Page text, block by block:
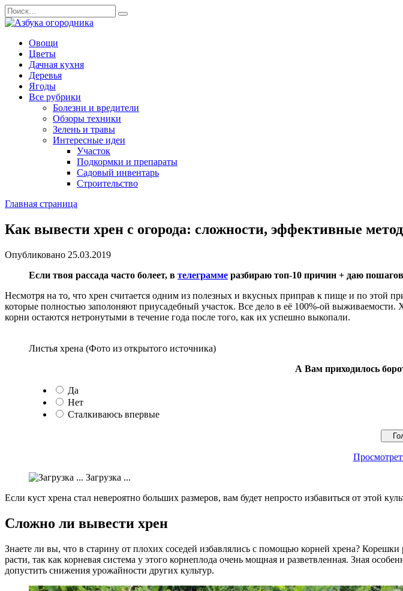
Перейти
к
содержанию
Search
for:
Овощи
Цветы
Дачная кухня
Деревья
Ягоды
Все рубрики
Болезни и вредители
Обзоры техники
Зелень и травы
Интересные идеи
Участок
Подкормки и препараты
Садовый инвентарь
Строительство
Главная страница
Как вывести хрен с огорода: сложности, эффективные
Опубликовано 25.03.2019
Если твоя рассада часто болеет, в телеграмме разбираю топ-10 причин + даю
Несмотря на то, что хрен считается одним из полезных и вкусных приправ к пище и по этой
которые полностью заполоняют приусадебный участок. Все дело в её 100%-ой
корни остаются нетронутыми в течение года после того, как их успешно выкопали.
Листья хрена (Фото из открытого источника)
А Вам приходилось
Да
Нет
Сталкиваюсь впервые
Загрузка ...
Если куст хрена стал невероятно больших размеров, вам будет непросто избавиться от этой
Сложно ли вывести хрен
Знаете ли вы, что в старину от плохих соседей избавлялись с помощью корней хрена?
расти, так как корневая система у этого корнеплода очень мощная и разветвленная. Зная
допустить снижения урожайности других культур.